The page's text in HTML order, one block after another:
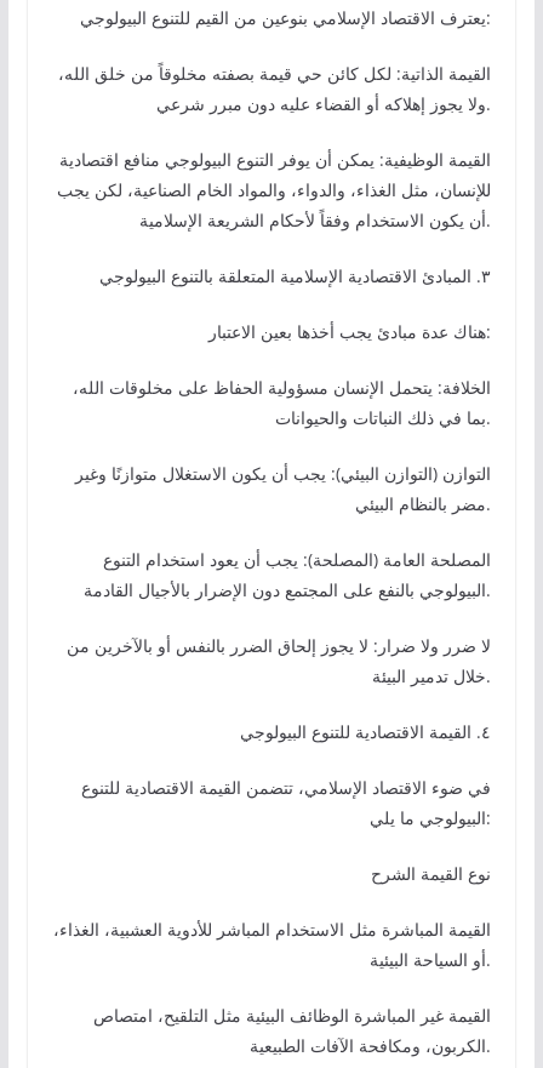
يعترف الاقتصاد الإسلامي بنوعين من القيم للتنوع البيولوجي:
القيمة الذاتية: لكل كائن حي قيمة بصفته مخلوقاً من خلق الله،
ولا يجوز إهلاكه أو القضاء عليه دون مبرر شرعي.
القيمة الوظيفية: يمكن أن يوفر التنوع البيولوجي منافع اقتصادية
للإنسان، مثل الغذاء، والدواء، والمواد الخام الصناعية، لكن يجب
أن يكون الاستخدام وفقاً لأحكام الشريعة الإسلامية.
٣. المبادئ الاقتصادية الإسلامية المتعلقة بالتنوع البيولوجي
هناك عدة مبادئ يجب أخذها بعين الاعتبار:
الخلافة: يتحمل الإنسان مسؤولية الحفاظ على مخلوقات الله،
بما في ذلك النباتات والحيوانات.
التوازن (التوازن البيئي): يجب أن يكون الاستغلال متوازنًا وغير
مضر بالنظام البيئي.
المصلحة العامة (المصلحة): يجب أن يعود استخدام التنوع
البيولوجي بالنفع على المجتمع دون الإضرار بالأجيال القادمة.
لا ضرر ولا ضرار: لا يجوز إلحاق الضرر بالنفس أو بالآخرين من
خلال تدمير البيئة.
٤. القيمة الاقتصادية للتنوع البيولوجي
في ضوء الاقتصاد الإسلامي، تتضمن القيمة الاقتصادية للتنوع
البيولوجي ما يلي:
نوع القيمة الشرح
القيمة المباشرة مثل الاستخدام المباشر للأدوية العشبية، الغذاء،
أو السياحة البيئية.
القيمة غير المباشرة الوظائف البيئية مثل التلقيح، امتصاص
الكربون، ومكافحة الآفات الطبيعية.